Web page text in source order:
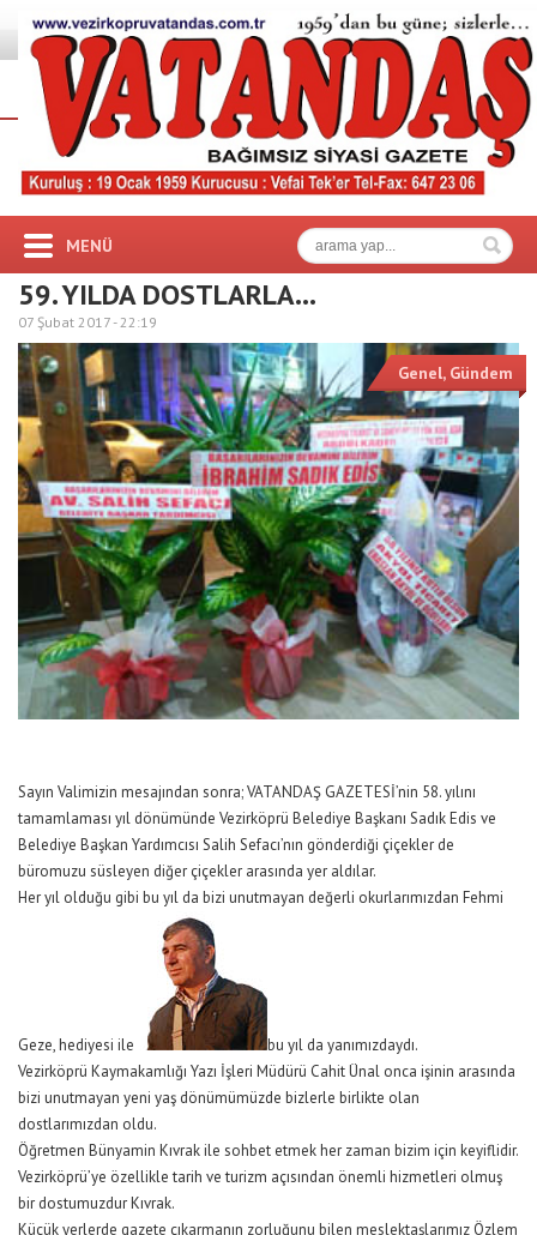
MENÜ
59. YILDA DOSTLARLA…
07 Şubat 2017 -22:19
Genel, Gündem
Sayın Valimizin mesajından sonra; VATANDAŞ GAZETESİ’nin 58. yılını
tamamlaması yıl dönümünde Vezirköprü Belediye Başkanı Sadık Edis ve
Belediye Başkan Yardımcısı Salih Sefacı’nın gönderdiği çiçekler de
büromuzu süsleyen diğer çiçekler arasında yer aldılar.
Her yıl olduğu gibi bu yıl da bizi unutmayan değerli okurlarımızdan Fehmi
Geze, hediyesi ile
bu yıl da yanımızdaydı.
Vezirköprü Kaymakamlığı Yazı İşleri Müdürü Cahit Ünal onca işinin arasında
bizi unutmayan yeni yaş dönümümüzde bizlerle birlikte olan
dostlarımızdan oldu.
Öğretmen Bünyamin Kıvrak ile sohbet etmek her zaman bizim için keyiflidir.
Vezirköprü’ye özellikle tarih ve turizm açısından önemli hizmetleri olmuş
bir dostumuzdur Kıvrak.
Küçük yerlerde gazete çıkarmanın zorluğunu bilen meslektaşlarımız Özlem